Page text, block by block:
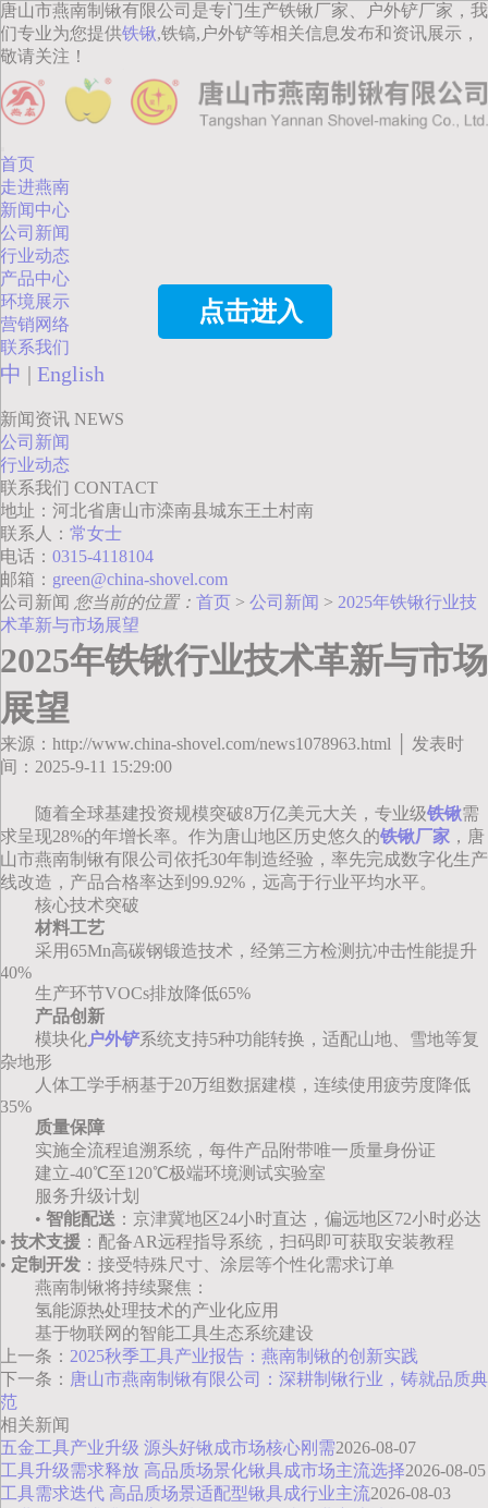
点击进入
唐山市燕南制锹有限公司是专门生产铁锹厂家、户外铲厂家，我
们专业为您提供铁锹,铁镐,户外铲等相关信息发布和资讯展示，
敬请关注！
首页
走进燕南
新闻中心
公司新闻
行业动态
产品中心
环境展示
营销网络
联系我们
中 | English
新闻资讯 NEWS
公司新闻
行业动态
联系我们 CONTACT
地址：河北省唐山市滦南县城东王土村南
联系人： 常女士
电话： 0315-4118104
邮箱： green@china-shovel.com
公司新闻 您当前的位置： 首页 > 公司新闻 > 2025年铁锹行业技
术革新与市场展望
2025年铁锹行业技术革新与市场
展望
来源：http://www.china-shovel.com/news1078963.html │ 发表时
间：2025-9-11 15:29:00
随着全球基建投资规模突破8万亿美元大关，专业级铁锹需
求呈现28%的年增长率。作为唐山地区历史悠久的铁锹厂家 ，唐
山市燕南制锹有限公司依托30年制造经验，率先完成数字化生产
线改造，产品合格率达到99.92%，远高于行业平均水平。
核心技术突破
材料工艺
采用65Mn高碳钢锻造技术，经第三方检测抗冲击性能提升
40%
生产环节VOCs排放降低65%
产品创新
模块化户外铲系统支持5种功能转换，适配山地、雪地等复
杂地形
人体工学手柄基于20万组数据建模，连续使用疲劳度降低
35%
质量保障
实施全流程追溯系统，每件产品附带唯一质量身份证
建立-40℃至120℃极端环境测试实验室
服务升级计划
• 智能配送 ：京津冀地区24小时直达，偏远地区72小时必达
• 技术支援 ：配备AR远程指导系统，扫码即可获取安装教程
• 定制开发 ：接受特殊尺寸、涂层等个性化需求订单
燕南制锹将持续聚焦：
氢能源热处理技术的产业化应用
基于物联网的智能工具生态系统建设
上一条： 2025秋季工具产业报告：燕南制锹的创新实践
下一条： 唐山市燕南制锹有限公司：深耕制锹行业，铸就品质典
范
相关新闻
五金工具产业升级 源头好锹成市场核心刚需2026-08-07
工具升级需求释放 高品质场景化锹具成市场主流选择2026-08-05
工具需求迭代 高品质场景适配型锹具成行业主流2026-08-03